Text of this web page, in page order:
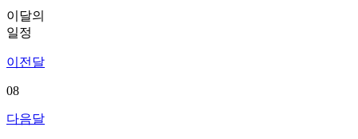
이달의
일정
이전달
08
다음달